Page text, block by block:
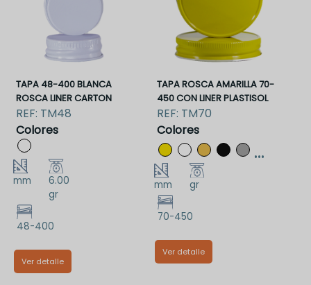
TAPA 48-400 BLANCA
ROSCA LINER CARTON
REF: TM48
Colores
mm
6.00
gr
48-400
Ver detalle
TAPA ROSCA AMARILLA 70-
450 CON LINER PLASTISOL
REF: TM70
Colores
...
mm gr
70-450
Ver detalle